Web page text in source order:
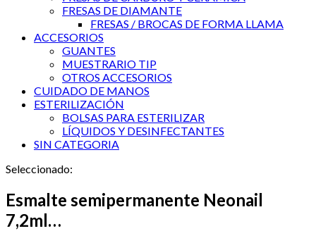
FRESAS DE DIAMANTE
FRESAS / BROCAS DE FORMA LLAMA
ACCESORIOS
GUANTES
MUESTRARIO TIP
OTROS ACCESORIOS
CUIDADO DE MANOS
ESTERILIZACIÓN
BOLSAS PARA ESTERILIZAR
LÍQUIDOS Y DESINFECTANTES
SIN CATEGORIA
Seleccionado:
Esmalte semipermanente Neonail
7,2ml…